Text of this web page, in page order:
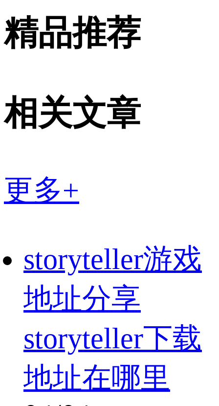
精品推荐
相关文章
更多+
storyteller游戏
地址分享
storyteller下载
地址在哪里